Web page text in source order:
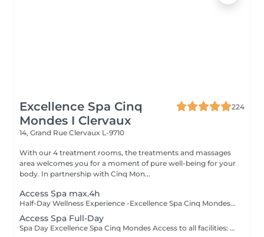
Excellence Spa Cinq
Mondes I Clervaux
224
14, Grand Rue Clervaux L-9710
With our 4 treatment rooms, the treatments and massages
area welcomes you for a moment of pure well-being for your
body. In partnership with Cinq Mon...
Access Spa max.4h
Half-Day Wellness Experience -Excellence Spa Cinq Mondes Access to all facilities: Swimming pool and Bubble Bath, Finnish Sauna, Steam Bath, Cave with Salt, Light Therapy, Tropical Shower, Relaxation Area and Fitness Room. * Children are allowed in the pool and bubble bath area until 12:00 noon * Sauna area is nude (towel permitted) and accessible from 14 years of age * Swimwear is mandatory in the pool and whirlpool area * Bathrobe, towel and slippers may be brought from home or rented on site (€15 per person)
Access Spa Full-Day
Spa Day Excellence Spa Cinq Mondes Access to all facilities: Swimming pool and whirlpool, Finnish sauna, hammam, salt cave, light therapy, tropical shower, relaxation area and fitness room. *Children are allowed in the pool and whirlpool until 12:00 pm *Sauna area is nude (towel allowed), not permitted for guests under 14 *Swimwear is mandatory in the pool and whirlpool area *Bathrobe, towel and slippers must be brought or are available for rental (€15 per person)